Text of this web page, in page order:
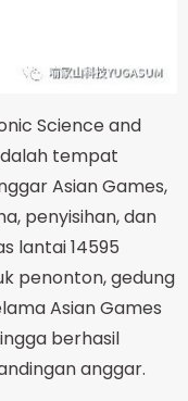
Science and
tempat
Asian Games,
penyisihan, dan
lantai 14595
penonton, gedung
Asian Games
berhasil
anggar.